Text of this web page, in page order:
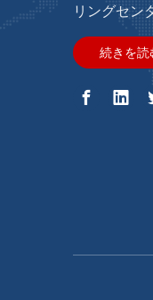
リングセン
続きを読